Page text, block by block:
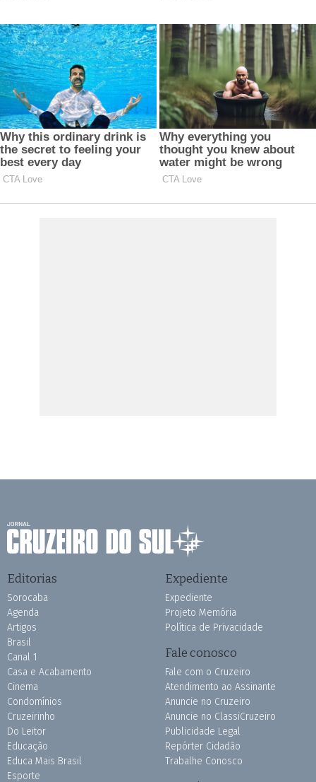
Editorias
Sorocaba
Agenda
Artigos
Brasil
Canal 1
Casa e Acabamento
Cinema
Condomínios
Cruzeirinho
Do Leitor
Educação
Educa Mais Brasil
Esporte
Expediente
Expediente
Projeto Memória
Política de Privacidade
Fale conosco
Fale com o Cruzeiro
Atendimento ao Assinante
Anuncie no Cruzeiro
Anuncie no ClassiCruzeiro
Publicidade Legal
Repórter Cidadão
Trabalhe Conosco